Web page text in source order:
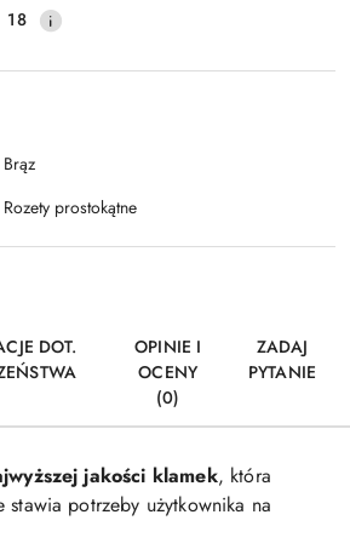
18
Brąz
Rozety prostokątne
DOT.
OPINIE I
OCENY
(0)
ZADAJ
PYTANIE
jakości klamek, która
potrzeby użytkownika na